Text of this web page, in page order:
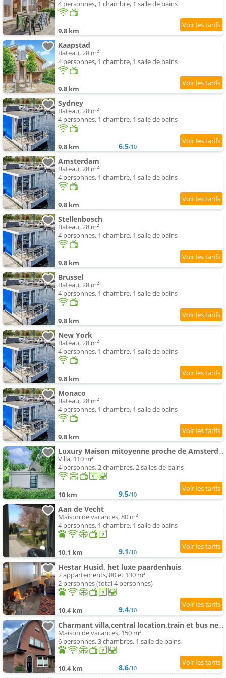
4 personnes, 1 chambre, 1 salle de bains
9.8 km
Kaapstad
Bateau, 28 m²
4 personnes, 1 chambre, 1 salle de bains
9.8 km
Sydney
Bateau, 28 m²
4 personnes, 1 chambre, 1 salle de bains
9.8 km 6.5/10
Amsterdam
Bateau, 28 m²
4 personnes, 1 chambre, 1 salle de bains
9.8 km
Stellenbosch
Bateau, 28 m²
4 personnes, 1 chambre, 1 salle de bains
9.8 km
Brussel
Bateau, 28 m²
4 personnes, 1 chambre, 1 salle de bains
9.8 km
New York
Bateau, 28 m²
4 personnes, 1 chambre, 1 salle de bains
9.8 km
Monaco
Bateau, 28 m²
4 personnes, 1 chambre, 1 salle de bains
9.8 km
Luxury Maison mitoyenne proche de Amsterdam
Villa, 110 m²
4 personnes, 2 chambres, 2 salles de bains
10 km 9.5/10
Aan de Vecht
Maison de vacances, 80 m²
4 personnes, 1 chambre, 1 salle de bains
10.1 km 9.1/10
Hestar Husid, het luxe paardenhuis
2 appartements, 80 et 130 m²
2 personnes (total 4 personnes)
10.4 km 9.4/10
Charmant villa,central location,train et bus nearby
Maison de vacances, 150 m²
6 personnes, 3 chambres, 1 salle de bains
10.4 km 8.6/10